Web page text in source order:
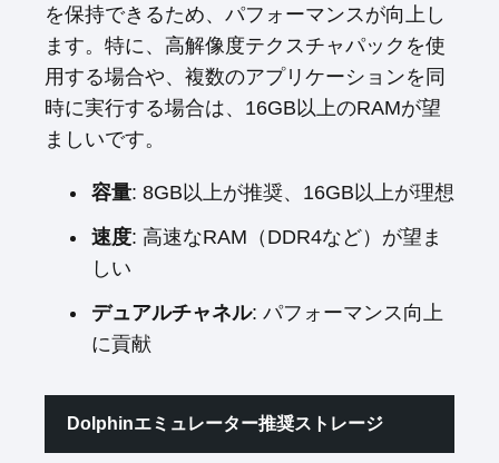
を保持できるため、パフォーマンスが向上し
ます。特に、高解像度テクスチャパックを使
用する場合や、複数のアプリケーションを同
時に実行する場合は、16GB以上のRAMが望
ましいです。
容量: 8GB以上が推奨、16GB以上が理想
速度: 高速なRAM（DDR4など）が望ま
しい
デュアルチャネル: パフォーマンス向上
に貢献
Dolphinエミュレーター推奨ストレージ